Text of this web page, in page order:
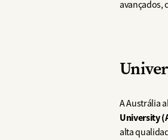
avançados,
A Austrália
University
alta